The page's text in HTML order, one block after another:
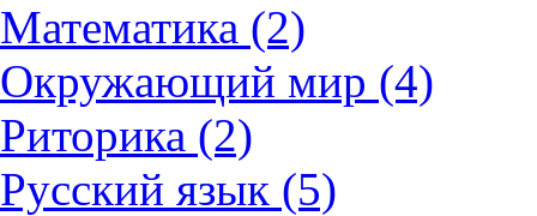
Математика (2)
Окружающий мир (4)
Риторика (2)
Русский язык (5)